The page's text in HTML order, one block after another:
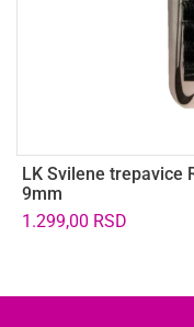
LK Svilene trepavice
9mm
1.299,00 RSD